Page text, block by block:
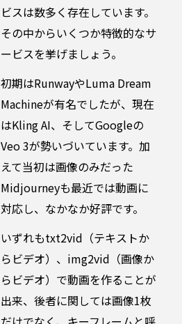
ビスは数多く存在しています。
その中からいくつか特徴的なサ
ービスを挙げましょう。
初期はRunwayやLuma Dream
Machineが有名でしたが、現在
はKling AI、そしてGoogleの
Veo 3が勢いづいています。加
えて当初は画像のみだった
Midjourneyも最近では動画に
対応し、なかなか好評です。
いずれもtxt2vid（テキストか
らビデオ）、img2vid（画像か
らビデオ）で動画を作ることが
出来、後者に関しては画像1枚